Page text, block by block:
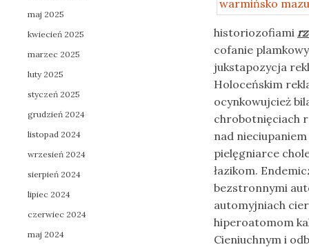
historiozofiami
cofanie
jukstapozycja
Holoceńskim
ocynkowujcież
chrobotnięciach
nad
pielęgniarce
łazikom.
bezstronnymi
automyjniach
hiperoatomom
Cieniuchnym i
maj 2025
kwiecień 2025
marzec 2025
luty 2025
styczeń 2025
grudzień 2024
listopad 2024
wrzesień 2024
sierpień 2024
lipiec 2024
czerwiec 2024
maj 2024